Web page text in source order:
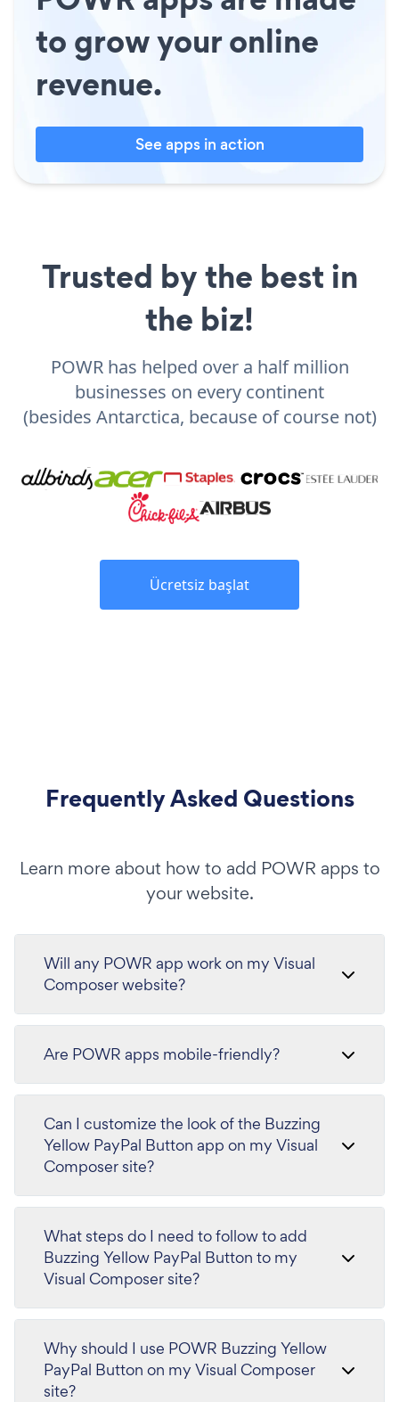
to grow your online
revenue.
See apps in action
Trusted by the best in
the biz!
POWR has helped over a half million
businesses on every continent
(besides Antarctica, because of course not)
Ücretsiz başlat
Frequently Asked Questions
Learn more about how to add POWR apps to
your website.
Will any POWR app work on my Visual
Composer website?
Are POWR apps mobile-friendly?
Can I customize the look of the Buzzing
Yellow PayPal Button app on my Visual
Composer site?
What steps do I need to follow to add
Buzzing Yellow PayPal Button to my
Visual Composer site?
Why should I use POWR Buzzing Yellow
PayPal Button on my Visual Composer
site?